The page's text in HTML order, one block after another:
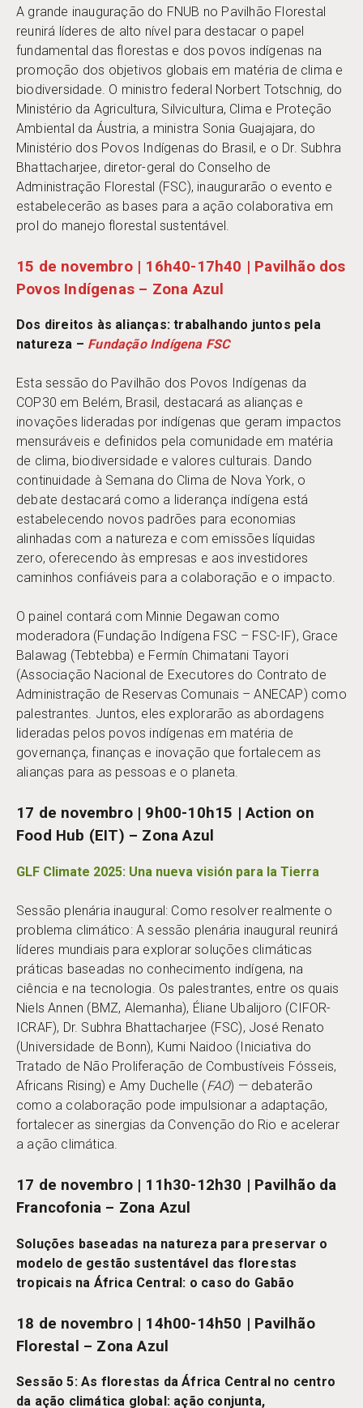
A grande inauguração do FNUB no Pavilhão Florestal
reunirá líderes de alto nível para destacar o papel
fundamental das florestas e dos povos indígenas na
promoção dos objetivos globais em matéria de clima e
biodiversidade. O ministro federal Norbert Totschnig, do
Ministério da Agricultura, Silvicultura, Clima e Proteção
Ambiental da Áustria, a ministra Sonia Guajajara, do
Ministério dos Povos Indígenas do Brasil, e o Dr. Subhra
Bhattacharjee, diretor-geral do Conselho de
Administração Florestal (FSC), inaugurarão o evento e
estabelecerão as bases para a ação colaborativa em
prol do manejo florestal sustentável.
15 de novembro | 16h40-17h40 | Pavilhão dos
Povos Indígenas – Zona Azul
Dos direitos às alianças: trabalhando juntos pela
natureza – Fundação Indígena FSC
Esta sessão do Pavilhão dos Povos Indígenas da
COP30 em Belém, Brasil, destacará as alianças e
inovações lideradas por indígenas que geram impactos
mensuráveis e definidos pela comunidade em matéria
de clima, biodiversidade e valores culturais. Dando
continuidade à Semana do Clima de Nova York, o
debate destacará como a liderança indígena está
estabelecendo novos padrões para economias
alinhadas com a natureza e com emissões líquidas
zero, oferecendo às empresas e aos investidores
caminhos confiáveis para a colaboração e o impacto.
O painel contará com Minnie Degawan como
moderadora (Fundação Indígena FSC – FSC-IF), Grace
Balawag (Tebtebba) e Fermín Chimatani Tayori
(Associação Nacional de Executores do Contrato de
Administração de Reservas Comunais – ANECAP) como
palestrantes. Juntos, eles explorarão as abordagens
lideradas pelos povos indígenas em matéria de
governança, finanças e inovação que fortalecem as
alianças para as pessoas e o planeta.
17 de novembro | 9h00-10h15 | Action on
Food Hub (EIT) – Zona Azul
GLF Climate 2025: Una nueva visión para la Tierra
Sessão plenária inaugural: Como resolver realmente o
problema climático: A sessão plenária inaugural reunirá
líderes mundiais para explorar soluções climáticas
práticas baseadas no conhecimento indígena, na
ciência e na tecnologia. Os palestrantes, entre os quais
Niels Annen (BMZ, Alemanha), Éliane Ubalijoro (CIFOR-
ICRAF), Dr. Subhra Bhattacharjee (FSC), José Renato
(Universidade de Bonn), Kumi Naidoo (Iniciativa do
Tratado de Não Proliferação de Combustíveis Fósseis,
Africans Rising) e Amy Duchelle (FAO) — debaterão
como a colaboração pode impulsionar a adaptação,
fortalecer as sinergias da Convenção do Rio e acelerar
a ação climática.
17 de novembro | 11h30-12h30 | Pavilhão da
Francofonia – Zona Azul
Soluções baseadas na natureza para preservar o
modelo de gestão sustentável das florestas
tropicais na África Central: o caso do Gabão
18 de novembro | 14h00-14h50 | Pavilhão
Florestal – Zona Azul
Sessão 5: As florestas da África Central no centro
da ação climática global: ação conjunta,